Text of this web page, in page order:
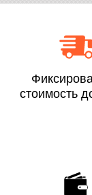
стоимость